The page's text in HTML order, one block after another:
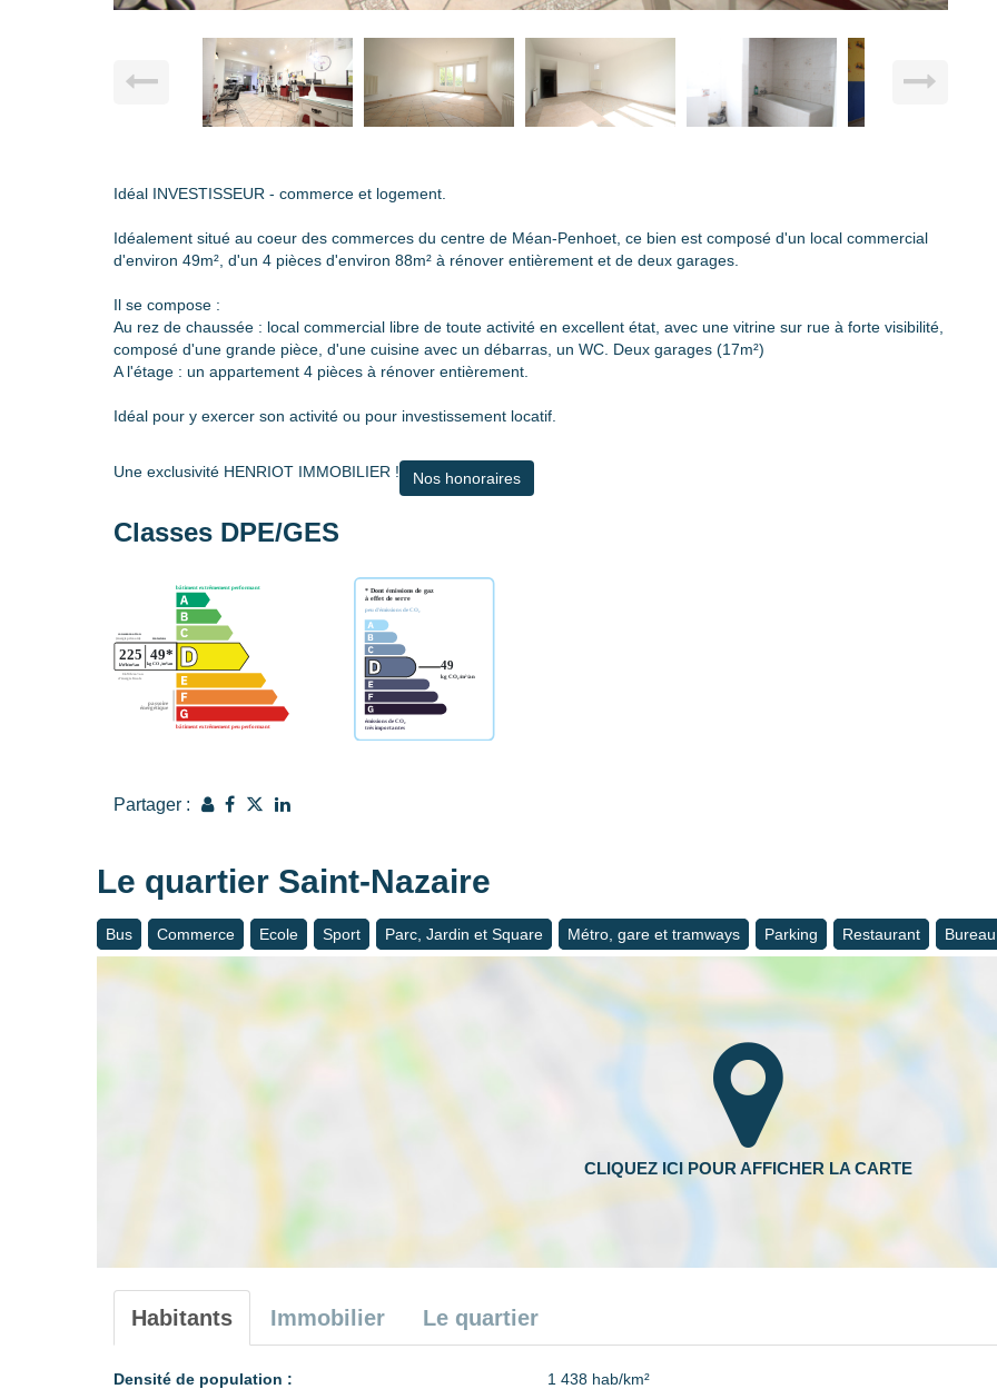
Idéal INVESTISSEUR - commerce et logement.
Idéalement situé au coeur des commerces du centre de Méan-Penhoet, ce bien est composé d'un local commercial
d'environ 49m², d'un 4 pièces d'environ 88m² à rénover entièrement et de deux garages.
Il se compose :
Au rez de chaussée : local commercial libre de toute activité en excellent état, avec une vitrine sur rue à forte visibilité,
composé d'une grande pièce, d'une cuisine avec un débarras, un WC. Deux garages (17m²)
A l'étage : un appartement 4 pièces à rénover entièrement.
Idéal pour y exercer son activité ou pour investissement locatif.
Une exclusivité HENRIOT IMMOBILIER ! Nos honoraires
Classes DPE/GES
Partager :
Le quartier Saint-Nazaire
Bus Commerce Ecole Sport Parc, Jardin et Square Métro, gare et tramways Parking Restaurant
Habitants Immobilier Le quartier
Densité de population :
1 438 hab/km²